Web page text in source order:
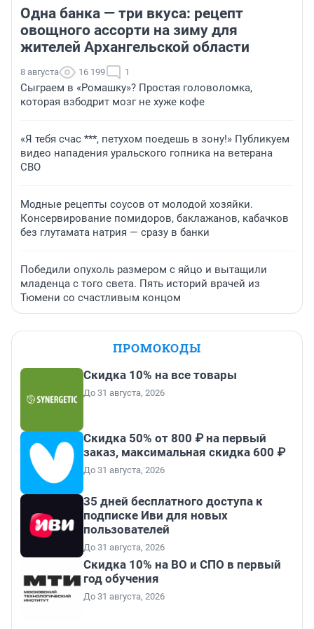
Одна банка — три вкуса: рецепт
овощного ассорти на зиму для
жителей Архангельской области
8 августа 16 199 1
Сыграем в «Ромашку»? Простая головоломка,
которая взбодрит мозг не хуже кофе
«Я тебя счас ***, петухом поедешь в зону!» Публикуем
видео нападения уральского гопника на ветерана
СВО
Модные рецепты соусов от молодой хозяйки.
Консервирование помидоров, баклажанов, кабачков
без глутамата натрия — сразу в банки
Победили опухоль размером с яйцо и вытащили
младенца с того света. Пять историй врачей из
Тюмени со счастливым концом
ПРОМОКОДЫ
Скидка 10% на все товары
До 31 августа, 2026
Скидка 50% от 800 ₽ на первый
заказ, максимальная скидка 600 ₽
До 31 августа, 2026
35 дней бесплатного доступа к
подписке Иви для новых
пользователей
До 31 августа, 2026
Скидка 10% на ВО и СПО в первый
год обучения
До 31 августа, 2026